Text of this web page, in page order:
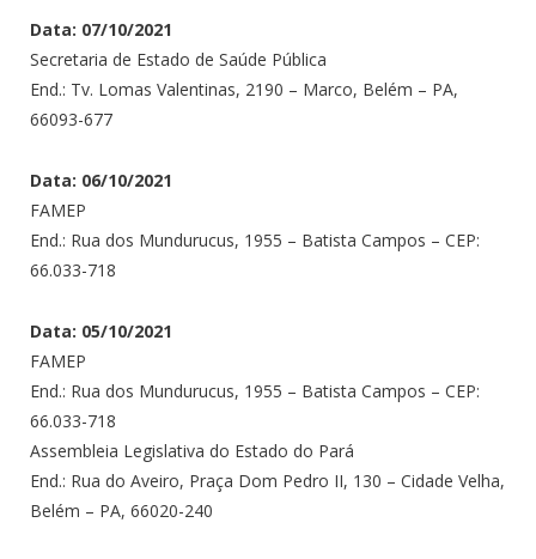
Data: 07/10/2021
Secretaria de Estado de Saúde Pública
End.: Tv. Lomas Valentinas, 2190 – Marco, Belém – PA,
66093-677
Data: 06/10/2021
FAMEP
End.: Rua dos Mundurucus, 1955 – Batista Campos – CEP:
66.033-718
Data: 05/10/2021
FAMEP
End.: Rua dos Mundurucus, 1955 – Batista Campos – CEP:
66.033-718
Assembleia Legislativa do Estado do Pará
End.: Rua do Aveiro, Praça Dom Pedro II, 130 – Cidade Velha,
Belém – PA, 66020-240